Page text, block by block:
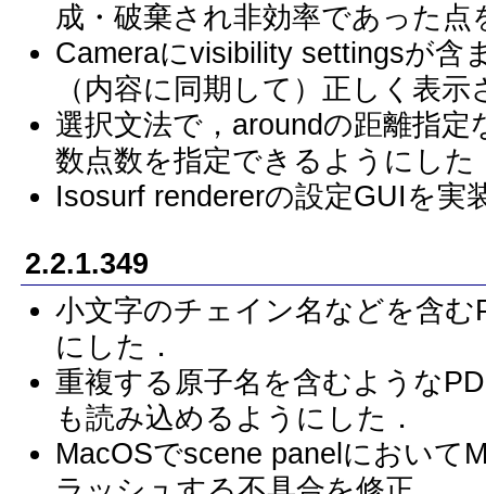
成・破棄され非効率であった点
Cameraにvisibility settingsが含
（内容に同期して）正しく表
選択文法で，aroundの距離指
数点数を指定できるようにした
Isosurf rendererの設定GUIを実
2.2.1.349
小文字のチェイン名などを含
にした．
重複する原子名を含むような
も読み込めるようにした．
MacOSでscene panelにおいて